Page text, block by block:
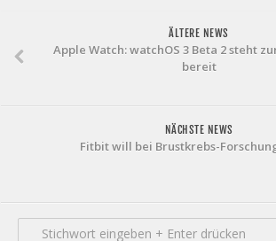
ÄLTERE NEWS
Apple Watch: watchOS 3 Beta 2 steht
bereit
NÄCHSTE NEWS
Fitbit will bei Brustkrebs-